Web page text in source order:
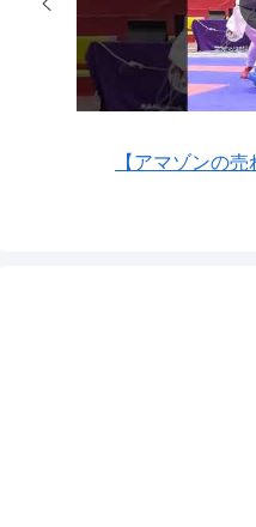
【アマゾンの